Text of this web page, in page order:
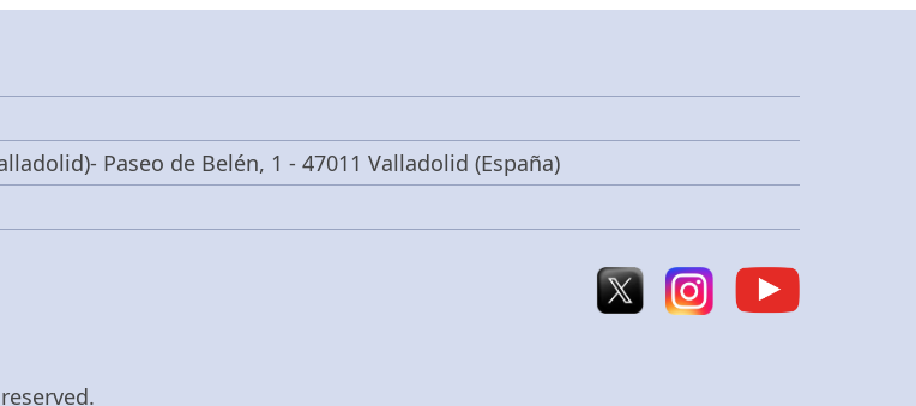
Paseo de Belén, 1 - 47011 Valladolid (España)